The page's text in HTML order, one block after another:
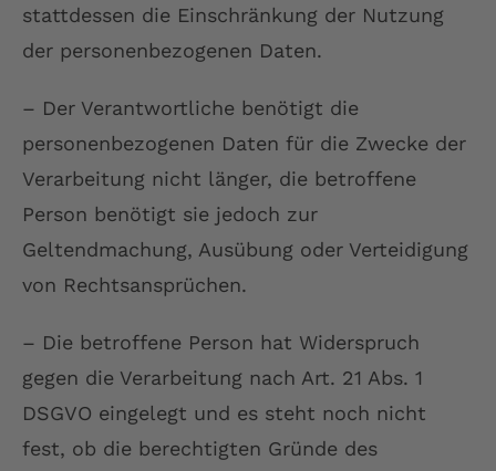
stattdessen die Einschränkung der Nutzung
der personenbezogenen Daten.
– Der Verantwortliche benötigt die
personenbezogenen Daten für die Zwecke der
Verarbeitung nicht länger, die betroffene
Person benötigt sie jedoch zur
Geltendmachung, Ausübung oder Verteidigung
von Rechtsansprüchen.
– Die betroffene Person hat Widerspruch
gegen die Verarbeitung nach Art. 21 Abs. 1
DSGVO eingelegt und es steht noch nicht
fest, ob die berechtigten Gründe des